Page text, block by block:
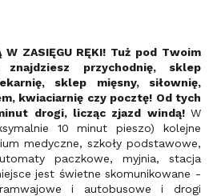
W ZASIĘGU RĘKI! Tuż pod Twoim
znajdziesz przychodnię, sklep
sklep mięsny, siłownię,
kwiaciarnię czy pocztę! Od tych
drogi, licząc zjazd windą! W
10 minut pieszo) kolejne
medyczne, szkoły podstawowe,
paczkowe, myjnia, stacja
jest świetne skomunikowane -
i autobusowe i drogi